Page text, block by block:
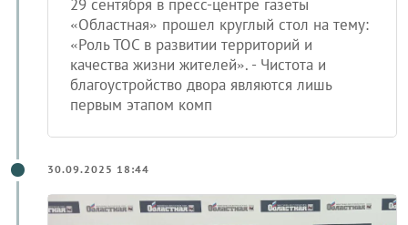
29 сентября в пресс-центре газеты
«Областная» прошел круглый стол на тему:
«Роль ТОС в развитии территорий и
качества жизни жителей». - Чистота и
благоустройство двора являются лишь
первым этапом комп
30.09.2025 18:44